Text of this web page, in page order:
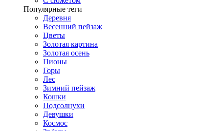
Популярные теги
Деревня
Весенний пейзаж
Цветы
Золотая картина
Золотая осень
Пионы
Горы
Лес
Зимний пейзаж
Кошки
Подсолнухи
Девушки
Космос